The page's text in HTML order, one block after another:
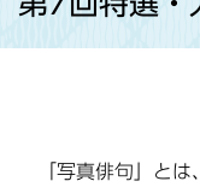
「写真俳句」とは